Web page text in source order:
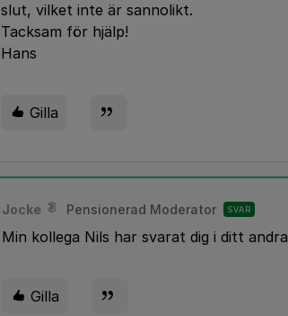
slut, vilket inte är sannolikt.
Tacksam för hjälp!
Hans
Gilla
Jocke Pensionerad Moderator SVAR
Min kollega Nils har svarat dig i ditt andra
Gilla